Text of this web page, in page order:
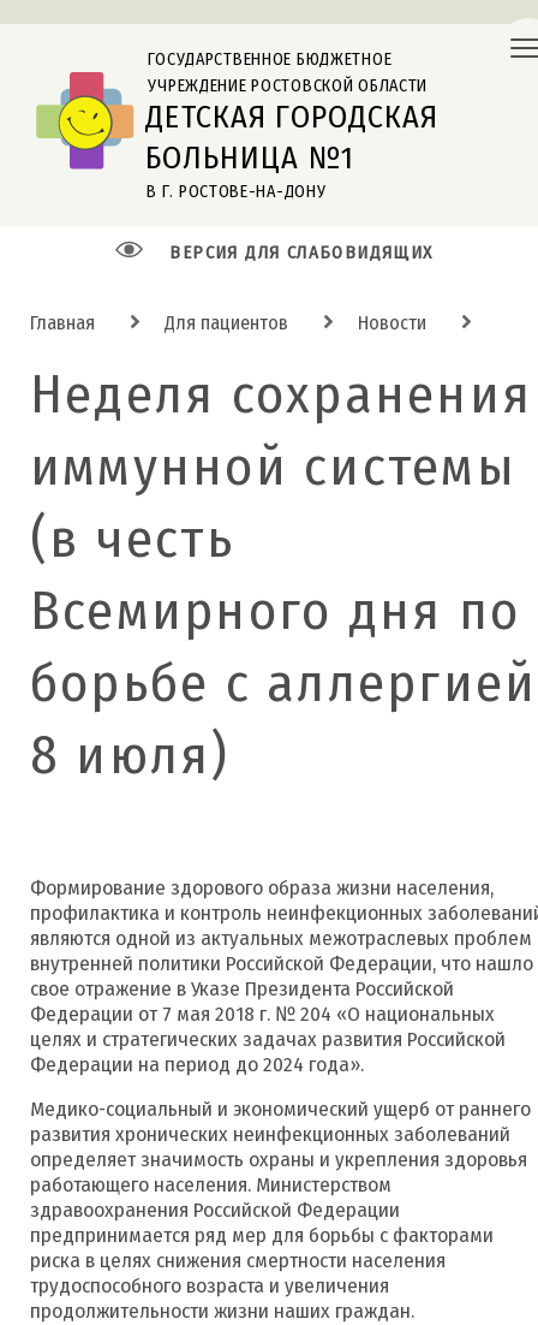
ДЕТСКАЯ ГОРОДСКАЯ
В Г. РОСТОВЕ-НА-ДОНУ
ГОСУДАРСТВЕННОЕ БЮДЖЕТНОЕ
УЧРЕЖДЕНИЕ РОСТОВСКОЙ ОБЛАСТИ
БОЛЬНИЦА №1
ВЕРСИЯ ДЛЯ СЛАБОВИДЯЩИХ
Главная Для пациентов Новости
Неделя сохранения
иммунной системы
(в честь
Всемирного дня по
борьбе с аллергией
8 июля)
Формирование здорового образа жизни населения,
профилактика и контроль неинфекционных
являются одной из актуальных межотраслевых проблем
внутренней политики Российской Федерации, что нашло
свое отражение в Указе Президента Российской
Федерации от 7 мая 2018 г. № 204 «О национальных
целях и стратегических задачах развития Российской
Федерации на период до 2024 года».
Медико-социальный и экономический ущерб от раннего
развития хронических неинфекционных заболеваний
определяет значимость охраны и укрепления здоровья
работающего населения. Министерством
здравоохранения Российской Федерации
предпринимается ряд мер для борьбы с факторами
риска в целях снижения смертности населения
трудоспособного возраста и увеличения
продолжительности жизни наших граждан.